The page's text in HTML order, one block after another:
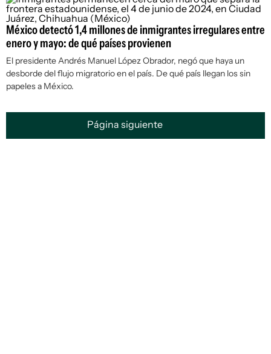
México detectó 1,4 millones de inmigrantes irregulares entre
enero y mayo: de qué países provienen
El presidente Andrés Manuel López Obrador, negó que haya un
desborde del flujo migratorio en el país. De qué país llegan los sin
papeles a México.
Página siguiente